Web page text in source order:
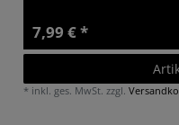
7,99 € *
* inkl. ges. MwSt. zzgl.